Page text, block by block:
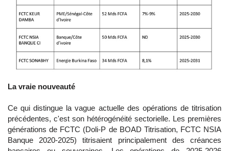
La vraie nouveauté
Ce qui distingue la vague actuelle des opérations de titrisation
précédentes, c'est son hétérogénéité sectorielle. Les premières
générations de FCTC (Doli-P de BOAD Titrisation, FCTC NSIA
Banque 2020-2025) titrisaient principalement des créances